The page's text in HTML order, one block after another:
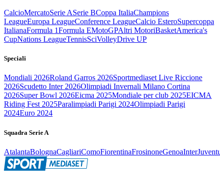
CalcioMercatoSerie ASerie BCoppa ItaliaChampions
LeagueEuropa LeagueConference LeagueCalcio EsteroSupercoppa
ItalianaFormula 1Formula EMotoGPAltri MotoriBasketAmerica's
CupNations LeagueTennisSciVolleyDrive UP
Speciali
Mondiali 2026Roland Garros 2026Sportmediaset Live Riccione
2026Scudetto Inter 2026Olimpiadi Invernali Milano Cortina
2026Super Bowl 2026Eicma 2025Mondiale per club 2025EICMA
Riding Fest 2025Paralimpiadi Parigi 2024Olimpiadi Parigi
2024Euro 2024
Squadra Serie A
AtalantaBolognaCagliariComoFiorentinaFrosinoneGenoaInter